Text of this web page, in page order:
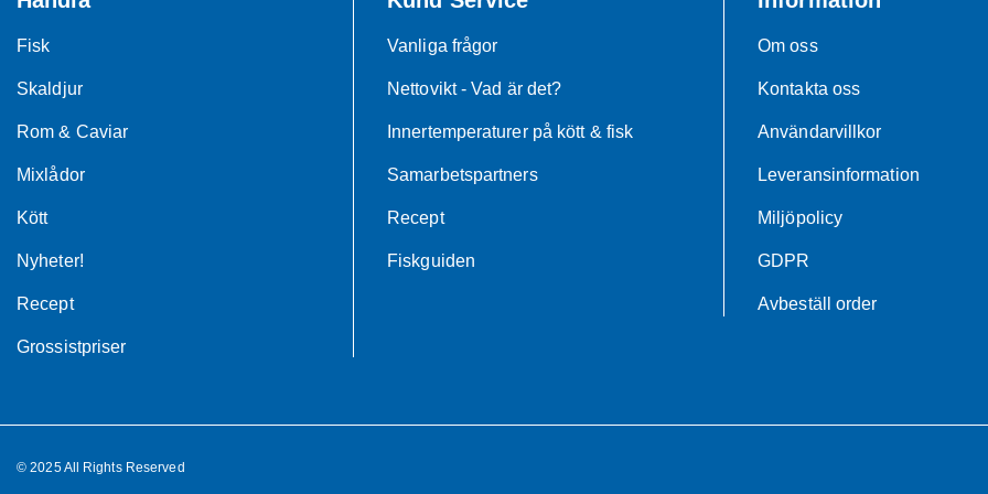
Fisk
Skaldjur
Rom & Caviar
Mixlådor
Kött
Nyheter!
Recept
Grossistpriser
Vanliga frågor
Nettovikt - Vad är det?
Innertemperaturer på kött & fisk
Samarbetspartners
Recept
Fiskguiden
Om oss
Kontakta oss
Användarvillkor
Leveransinformation
Miljöpolicy
GDPR
Avbeställ order
© 2025 All Rights Reserved